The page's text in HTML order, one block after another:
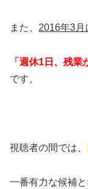
また、 2016年3月
「週休1日、残業
です。
視聴者の間では、
一番有力な候補と